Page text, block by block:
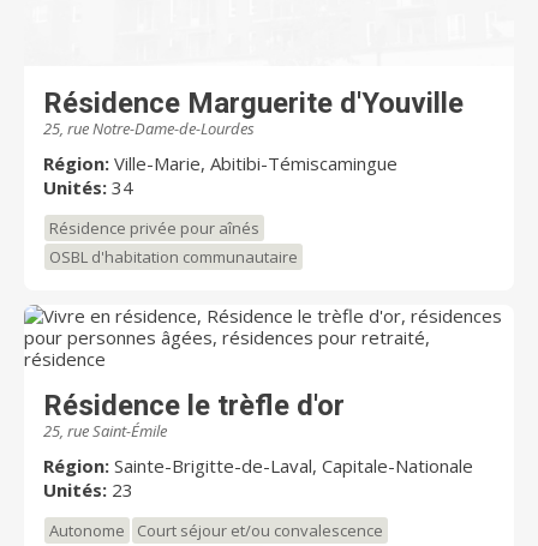
Résidence Marguerite d'Youville
25, rue Notre-Dame-de-Lourdes
Région: Ville-Marie, Abitibi-Témiscamingue
Unités: 34
Résidence privée pour aînés
OSBL d'habitation communautaire
Résidence le trèfle d'or
25, rue Saint-Émile
Région: Sainte-Brigitte-de-Laval, Capitale-Nationale
Unités: 23
Autonome
Court séjour et/ou convalescence